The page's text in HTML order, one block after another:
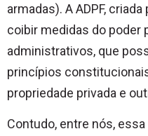
armadas). A ADPF,
coibir medidas do poder
administrativos, que
princípios
propriedade privada e
Contudo, entre nós,